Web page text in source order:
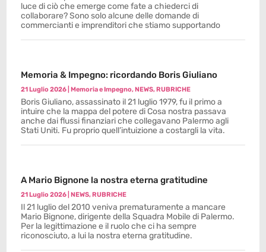
luce di ciò che emerge come fate a chiederci di
collaborare? Sono solo alcune delle domande di
commercianti e imprenditori che stiamo supportando
Memoria & Impegno: ricordando Boris Giuliano
21 Luglio 2026 |Memoria e Impegno,NEWS,RUBRICHE
Boris Giuliano, assassinato il 21 luglio 1979, fu il primo a
intuire che la mappa del potere di Cosa nostra passava
anche dai flussi finanziari che collegavano Palermo agli
Stati Uniti. Fu proprio quell’intuizione a costargli la vita.
A Mario Bignone la nostra eterna gratitudine
21 Luglio 2026 |NEWS,RUBRICHE
Il 21 luglio del 2010 veniva prematuramente a mancare
Mario Bignone, dirigente della Squadra Mobile di Palermo.
Per la legittimazione e il ruolo che ci ha sempre
riconosciuto, a lui la nostra eterna gratitudine.